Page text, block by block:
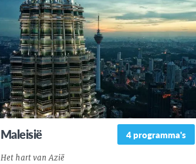
4 programma's
Maleisië
Het hart van Azië